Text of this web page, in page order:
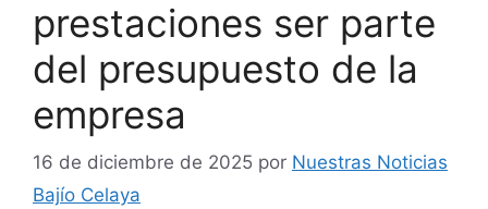
prestaciones ser parte
del presupuesto de la
empresa
16 de diciembre de 2025 por Nuestras Noticias
Bajío Celaya